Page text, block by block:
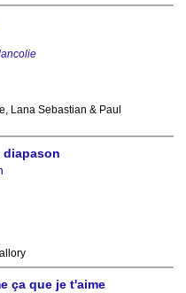
Lana Sebastian & Paul
diapason
ça que je t'aime